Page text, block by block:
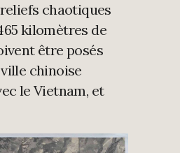
chaotiques
kilomètres de
être posés
chinoise
le Vietnam, et